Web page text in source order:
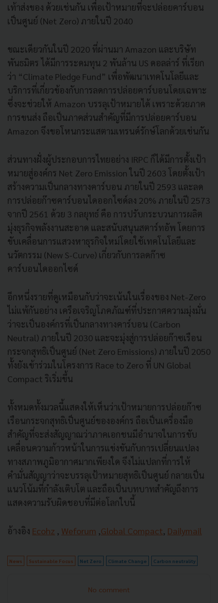
เท้าส่งของ ด้วยเช่นกัน เพื่อเป้าหมายที่จะปล่อยคาร์บอน
เป็นศูนย์ (Net Zero) ภายในปี 2040
ขณะเดียวกันในปี 2020 ที่ผ่านมา Amazon และบริษัท
พันธมิตร ได้มีการระดมทุน 2 พันล้าน US ดอลล่าร์ ที่เรียก
ว่า “Climate Pledge Fund” เพื่อพัฒนาเทคโนโลยีและ
บริการที่เกี่ยวข้องกับการลดการปล่อยคาร์บอนโดยเฉพาะ
ซึ่งจะช่วยให้ Amazon บรรลุเป้าหมายได้ เพราะด้วยภาค
การขนส่ง ถือเป็นภาคส่วนสำคัญที่มีการปล่อยคาร์บอน
Amazon จึงขอโหนกระแสตามเทรนด์รักษ์โลกด้วยเช่นกัน
ส่วนทางฝั่งผู้ประกอบการไทยอย่าง IRPC ก็ได้มีการตั้งเป้า
หมายสู่องค์กร Net Zero Emission ในปี 2603 โดยตั้งเป้า
สร้างความเป็นกลางทางคาร์บอน ภายในปี 2593 และลด
การปล่อยก๊าซคาร์บอนไดออกไซด์ลง 20% ภายในปี 2573
จากปี 2561 ด้วย 3 กลยุทธ์ คือ การปรับกระบวนการผลิต
มุ่งธุรกิจพลังงานสะอาด และสนับสนุนสตาร์ทอัพ โดยการ
ขับเคลื่อนการแสวงหาธุรกิจใหม่โดยใช้เทคโนโลยีและ
นวัตกรรม (New S-Curve) เกี่ยวกับการลดก๊าซ
คาร์บอนไดออกไซด์
อีกหนึ่งรายที่ดูเหมือนกับว่าจะเน้นในเรื่องของ Net-Zero
ไม่แพ้กันอย่าง เครือเจริญโภคภัณฑ์ที่ประกาศความมุ่งมั่น
ว่าจะเป็นองค์กรที่เป็นกลางทางคาร์บอน (Carbon
Neutral) ภายในปี 2030 และจะมุ่งสู่การปล่อยก๊าซเรือน
กระจกสุทธิเป็นศูนย์ (Net Zero Emissions) ภายในปี 2050
ทั้งยังเข้าร่วมในโครงการ Race to Zero ที่ UN Global
Compact ริเริ่มขึ้น
ทั้งหมดทั้งมวลนี้แสดงให้เห็นว่าเป้าหมายการปล่อยก๊าซ
เรือนกระจกสุทธิเป็นศูนย์ขององค์กร ถือเป็นเครื่องมือ
สำคัญที่จะส่งสัญญาณว่าภาคเอกชนมีอำนาจในการขับ
เคลื่อนความก้าวหน้าในการแข่งขันกับการเปลี่ยนแปลง
ทางสภาพภูมิอากาศมากเพียงใด จึงไม่แปลกที่การให้
คำมั่นสัญญาว่าจะบรรลุเป้าหมายสุทธิเป็นศูนย์ กลายเป็น
แนวโน้มที่กำลังเติบโต และถือเป็นบทบาทสำคัญถึงการ
แสดงความรับผิดชอบที่มีต่อโลกใบนี้
อ้างอิง Ecohz , Weforum ,Global Compact, Dailymail
News Sustainable Focus Net Zero Climate Change Carbon neutrality
No comment